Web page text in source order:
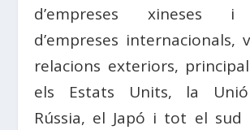
d’empreses xineses i
d’empreses internacionals,
relacions exteriors,
els Estats Units, la Unió
Rússia, el Japó i tot el